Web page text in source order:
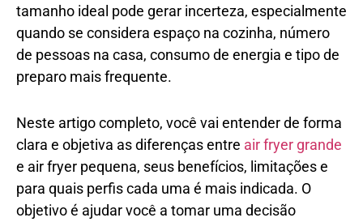
tamanho ideal pode gerar incerteza, especialmente
quando se considera espaço na cozinha, número
de pessoas na casa, consumo de energia e tipo de
preparo mais frequente.
Neste artigo completo, você vai entender de forma
clara e objetiva as diferenças entre air fryer grande
e air fryer pequena, seus benefícios, limitações e
para quais perfis cada uma é mais indicada. O
objetivo é ajudar você a tomar uma decisão